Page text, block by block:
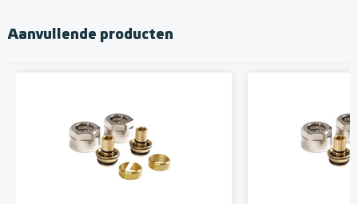
Aanvullende producten